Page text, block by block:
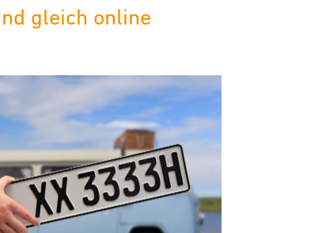
gleich online